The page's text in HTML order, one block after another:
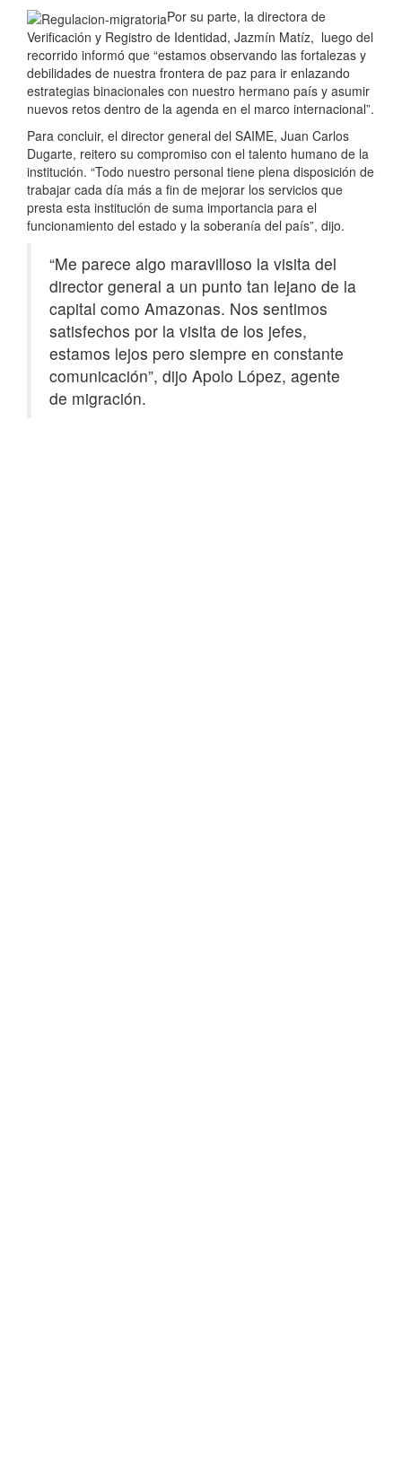
Por su parte, la directora de
Verificación y Registro de Identidad, Jazmín Matíz, luego del
recorrido informó que “estamos observando las fortalezas y
debilidades de nuestra frontera de paz para ir enlazando
estrategias binacionales con nuestro hermano país y asumir
nuevos retos dentro de la agenda en el marco internacional”.
Para concluir, el director general del SAIME, Juan Carlos
Dugarte, reitero su compromiso con el talento humano de la
institución. “Todo nuestro personal tiene plena disposición de
trabajar cada día más a fin de mejorar los servicios que
presta esta institución de suma importancia para el
funcionamiento del estado y la soberanía del país”, dijo.
“Me parece algo maravilloso la visita del
director general a un punto tan lejano de la
capital como Amazonas. Nos sentimos
satisfechos por la visita de los jefes,
estamos lejos pero siempre en constante
comunicación”, dijo Apolo López, agente
de migración.